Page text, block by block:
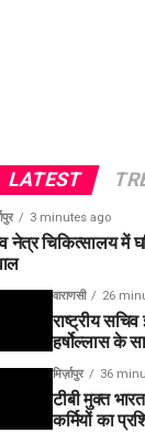
LATEST
3 minutes ago
नेत्र चिकित्सालय में
वाराणसी 26
राष्ट्रीय
हर्षोल्लास के
मिर्ज़ापुर 36
टीबी मुक्त
कर्मियों का